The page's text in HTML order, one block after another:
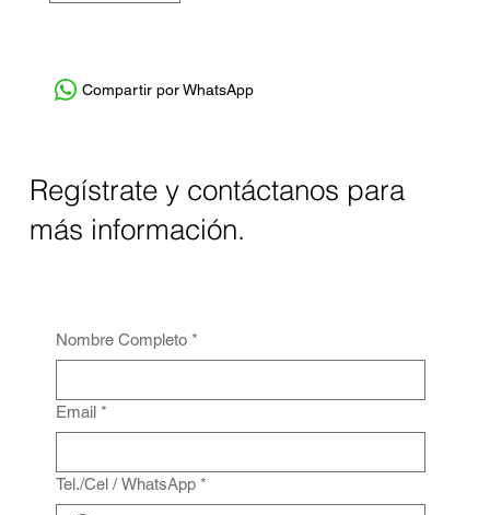
Compartir por WhatsApp
Regístrate y contáctanos para
más información.
Nombre Completo *
Email *
Tel./Cel / WhatsApp *